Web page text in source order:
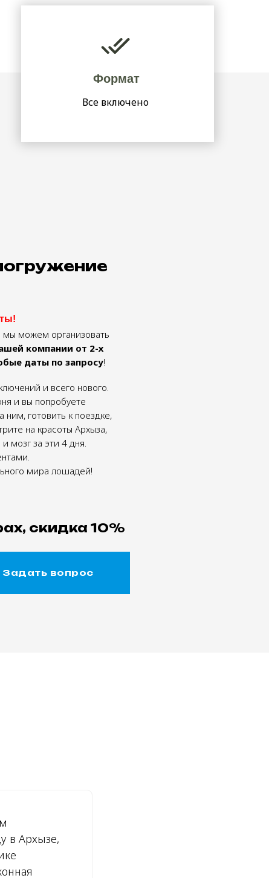
Все включено
Формат
Задать вопрос
скидка 10%
и всего нового.
и вы попробуете
ним, готовить к поездке,
на красоты Архыза,
мозг за эти 4 дня.
мира лошадей!
мы можем организовать
компании от 2-х
даты по запросу!
в Архызе,